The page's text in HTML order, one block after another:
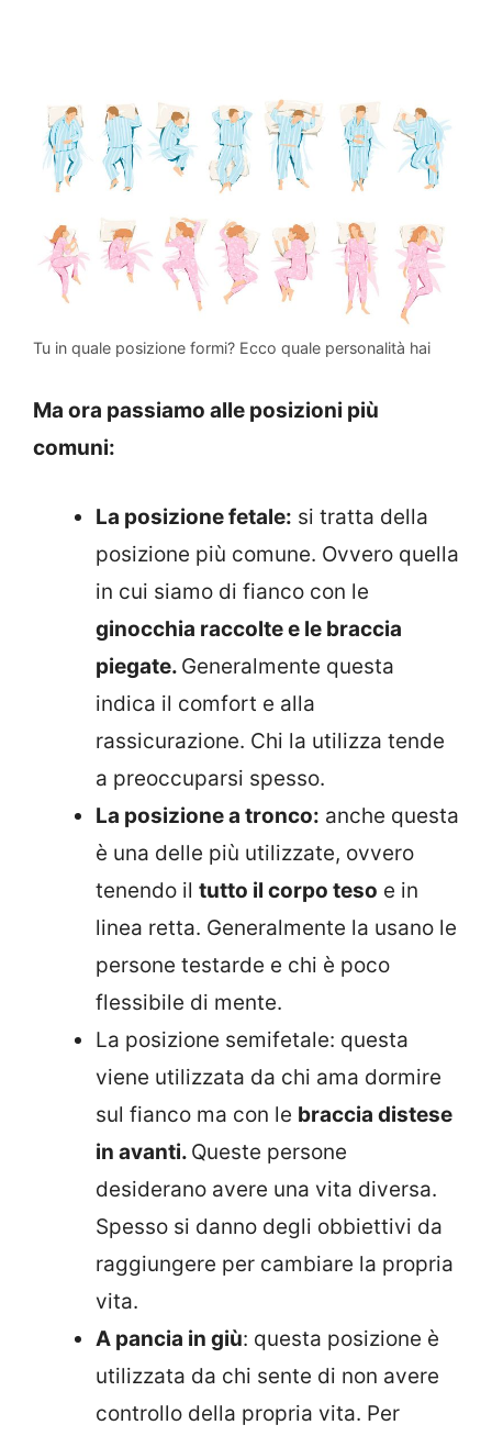
Tu in quale posizione formi? Ecco quale personalità hai
Ma ora passiamo alle posizioni più
comuni:
La posizione fetale: si tratta della
posizione più comune. Ovvero quella
in cui siamo di fianco con le
ginocchia raccolte e le braccia
piegate. Generalmente questa
indica il comfort e alla
rassicurazione. Chi la utilizza tende
a preoccuparsi spesso.
La posizione a tronco: anche questa
è una delle più utilizzate, ovvero
tenendo il tutto il corpo teso e in
linea retta. Generalmente la usano le
persone testarde e chi è poco
flessibile di mente.
La posizione semifetale: questa
viene utilizzata da chi ama dormire
sul fianco ma con le braccia distese
in avanti. Queste persone
desiderano avere una vita diversa.
Spesso si danno degli obbiettivi da
raggiungere per cambiare la propria
vita.
A pancia in giù: questa posizione è
utilizzata da chi sente di non avere
controllo della propria vita. Per